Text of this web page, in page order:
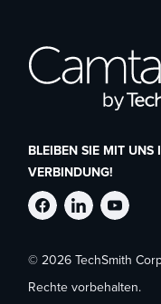
BLEIBEN SIE MIT UNS
VERBINDUNG!
TechSmith
aufaufauf
© 2026 TechSmith
Rechte vorbehalten.